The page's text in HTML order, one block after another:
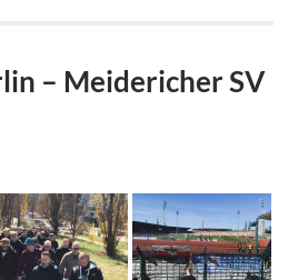
– Meidericher SV